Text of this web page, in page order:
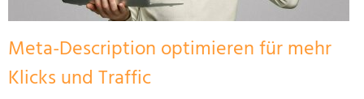
Meta-Description optimieren für mehr
Klicks und Traffic